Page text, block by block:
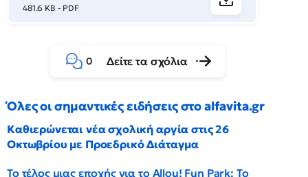
481.6 KB - PDF
0 Δείτε τα σχόλια
Όλες οι σημαντικές ειδήσεις στο alfavita.gr
Καθιερώνεται νέα σχολική αργία στις 26
Οκτωβρίου με Προεδρικό Διάταγμα
Το τέλος μιας εποχής για το Allou! Fun Park: Το